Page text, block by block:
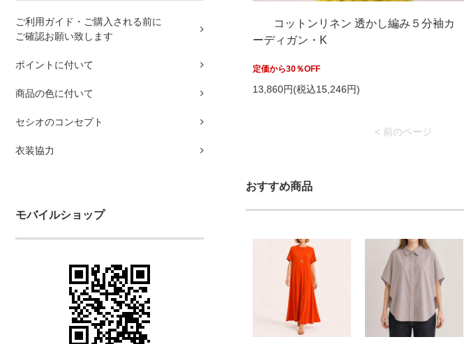
ご利用ガイド・ご購入される前に
ご確認お願い致します
ポイントに付いて
商品の色に付いて
セシオのコンセプト
衣装協力
モバイルショップ
コットンリネン 透かし編み５分袖カ
ーディガン・K
定価から30％OFF
13,860円(税込15,246円)
< 前のページ
おすすめ商品